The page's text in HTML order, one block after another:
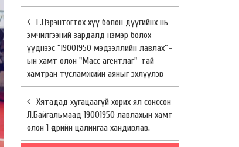
Г.Цэрэнтогтох хүү болон дүүгийнх нь
эмчилгээний зардалд нэмэр болох
үүднээс “19001950 мэдээллийн лавлах”-
ын хамт олон "Масс агентлаг"-тай
хамтран тусламжийн аяныг эхлүүлэв
Хятадад хугацаагүй хорих ял сонссон
Л.Байгальмаад 19001950 лавлахын хамт
олон 1 өдрийн цалингаа хандивлав.